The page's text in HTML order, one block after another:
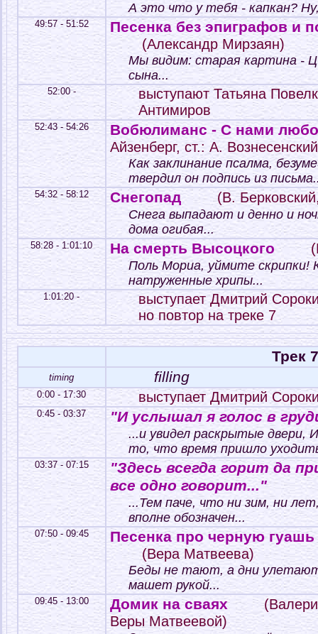
А это что у тебя - капкан?
49:57 - 51:52 Песенка без эпиграфов и
(Александр Мирзаян)
Мы видим: старая картина -
сына...
52:00 -
выступают Татьяна
Антимиров
52:43 - 54:26 Вобюлиманс - С нами
Айзенберг, ст.: А.
Как заклинание псалма,
твердил он подпись из
54:32 - 58:12 Снегопад (В.
Снега выпадают и денно и
дома огибая...
58:28 - 1:01:10 На смерть Высоцкого
Поль Мориа, уймите скрипки!
натруженные хрипы...
1:01:20 -
выступает Дмитрий
но повтор на треке 7
Трек 7
timing filling
0:00 - 17:30 выступает Дмитрий
0:45 - 03:37 "И услышал я голос в
...и увидел раскрытые двери,
то, что время пришло
03:37 - 07:15
"Здесь всегда горит да
все одно говорит..."
...Тем паче, что ни зим, ни
вполне обозначен...
07:50 - 09:45 Песенка про черную
(Вера Матвеева)
Беды не тают, а дни
машет рукой...
09:45 - 13:00 Домик на сваях
Веры Матвеевой)